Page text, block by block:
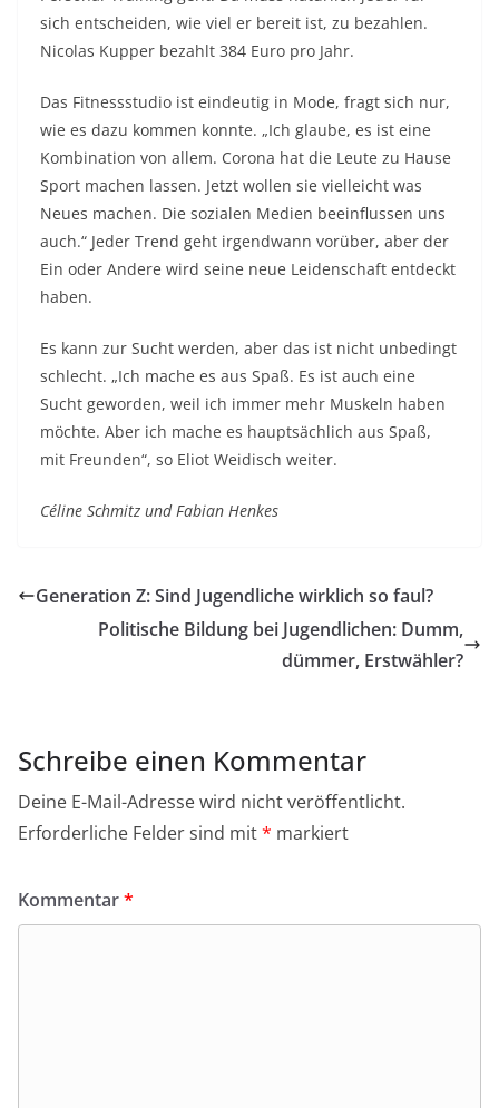
sich entscheiden, wie viel er bereit ist, zu bezahlen.
Nicolas Kupper bezahlt 384 Euro pro Jahr.
Das Fitnessstudio ist eindeutig in Mode, fragt sich nur,
wie es dazu kommen konnte. „Ich glaube, es ist eine
Kombination von allem. Corona hat die Leute zu Hause
Sport machen lassen. Jetzt wollen sie vielleicht was
Neues machen. Die sozialen Medien beeinflussen uns
auch.“ Jeder Trend geht irgendwann vorüber, aber der
Ein oder Andere wird seine neue Leidenschaft entdeckt
haben.
Es kann zur Sucht werden, aber das ist nicht unbedingt
schlecht. „Ich mache es aus Spaß. Es ist auch eine
Sucht geworden, weil ich immer mehr Muskeln haben
möchte. Aber ich mache es hauptsächlich aus Spaß,
mit Freunden“, so Eliot Weidisch weiter.
Céline Schmitz und Fabian Henkes
Generation Z: Sind Jugendliche wirklich so faul?
Politische Bildung bei Jugendlichen: Dumm,
dümmer, Erstwähler?
Schreibe einen Kommentar
Deine E-Mail-Adresse wird nicht veröffentlicht.
Erforderliche Felder sind mit* markiert
Kommentar*